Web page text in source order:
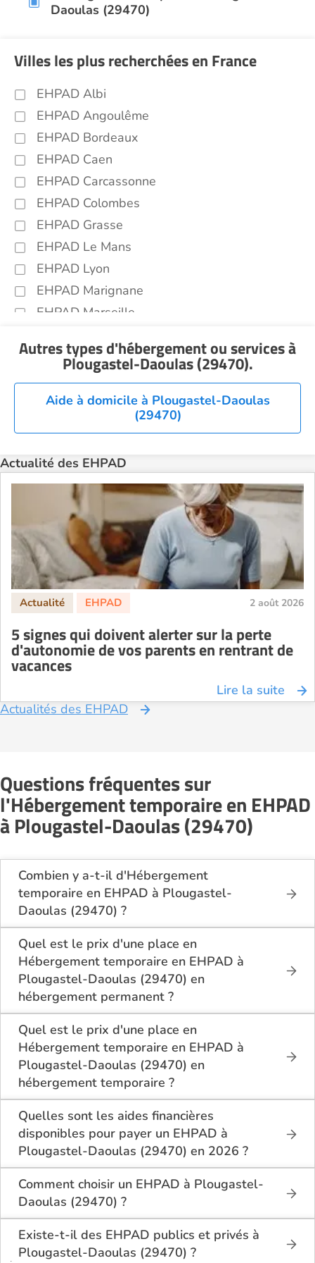
Daoulas (29470)
Villes les plus recherchées en France
EHPAD Albi
EHPAD Angoulême
EHPAD Bordeaux
EHPAD Caen
EHPAD Carcassonne
EHPAD Colombes
EHPAD Grasse
EHPAD Le Mans
EHPAD Lyon
EHPAD Marignane
EHPAD Marseille
EHPAD Nantes
EHPAD Nice
EHPAD Paris
EHPAD Toulouse
EHPAD Tours
EHPAD Troyes
Recherche par ville
Autres types d'hébergement ou servicesà
Plougastel-Daoulas (29470).
Aide à domicile à Plougastel-Daoulas
(29470)
Actualité des EHPAD
2 août 2026
5 signes qui doivent alerter sur la perte
d'autonomie de vos parents en rentrant de
vacances
Lire la suite
Actualités des EHPAD
Questions fréquentes sur
l'Hébergement temporaire en EHPAD
à Plougastel-Daoulas (29470)
Combien y a-t-il d'Hébergement
temporaire en EHPAD à Plougastel-
Daoulas (29470) ?
Sur le site Logement-seniors.com, on recense
actuellement 1 Hébergement temporaire en EHPAD
à Plougastel-Daoulas (29470).
Quel est le prix d'une place en
Hébergement temporaire en EHPAD à
Plougastel-Daoulas (29470) en
hébergement permanent ?
En hébergement permanent, le tarif minimum en
Hébergement temporaire en EHPAD à Plougastel-
Daoulas (29470) est de 1 860€ par mois pour une
chambre simple, et 1 770€ par mois pour une
chambre double.
Quel est le prix d'une place en
Hébergement temporaire en EHPAD à
Plougastel-Daoulas (29470) en
hébergement temporaire ?
En hébergement temporaire, le tarif minimum en
Hébergement temporaire en EHPAD à Plougastel-
Daoulas (29470) est de 1 860€ par mois pour une
chambre simple, et 1 770€ par mois pour une
chambre double.
Quelles sont les aides financières
disponibles pour payer un EHPAD à
Plougastel-Daoulas (29470) en 2026 ?
Les résidents d’EHPAD à Plougastel-Daoulas
(29470) peuvent bénéficier de plusieurs aides :
L’APA (Allocation Personnalisée d’Autonomie)
pour financer une partie de la dépendance.
L’ASH (Aide Sociale à l’Hébergement) pour les
revenus modestes.
Comment choisir un EHPAD à Plougastel-
Daoulas (29470) ?
Pour bien choisir un EHPAD à Plougastel-Daoulas
(29470), il est conseillé de :
Existe-t-il des EHPAD publics et privés à
Plougastel-Daoulas (29470) ?